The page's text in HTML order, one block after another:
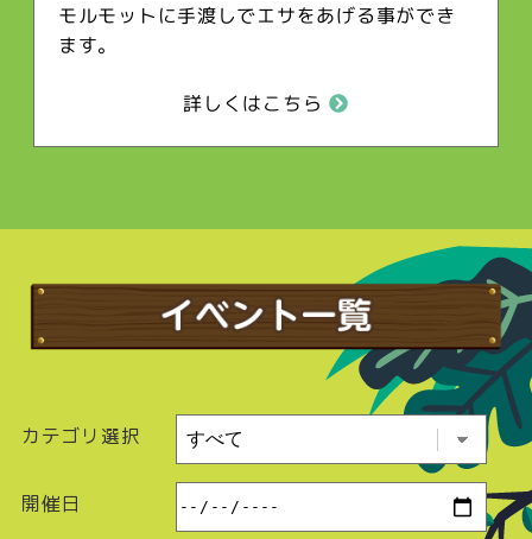
モルモットに手渡しでエサをあげる事ができ
ます。
詳しくはこちら
カテゴリ選択
開催日